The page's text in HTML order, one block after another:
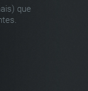
que